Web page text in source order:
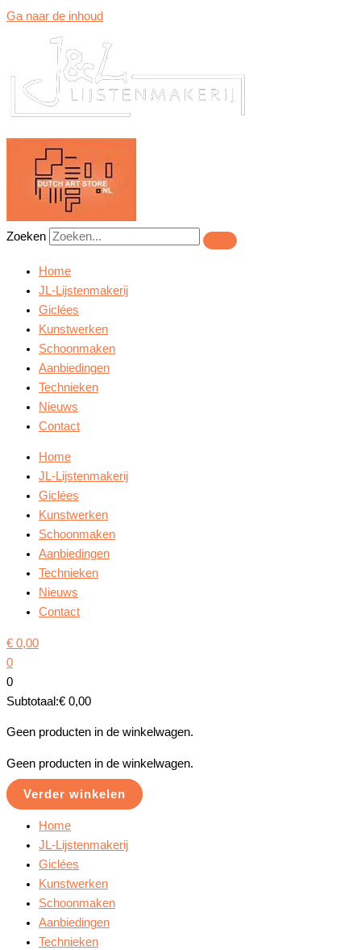
Ga naar de inhoud
Zoeken
Home
JL-Lijstenmakerij
Giclées
Kunstwerken
Schoonmaken
Aanbiedingen
Technieken
Nieuws
Contact
Home
JL-Lijstenmakerij
Giclées
Kunstwerken
Schoonmaken
Aanbiedingen
Technieken
Nieuws
Contact
€ 0,00
0
0
Subtotaal:€ 0,00
Geen producten in de winkelwagen.
Geen producten in de winkelwagen.
Verder winkelen
Home
JL-Lijstenmakerij
Giclées
Kunstwerken
Schoonmaken
Aanbiedingen
Technieken